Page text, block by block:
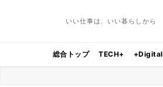
いい仕事は、いい暮らしから
総合トップ TECH+ +Digital